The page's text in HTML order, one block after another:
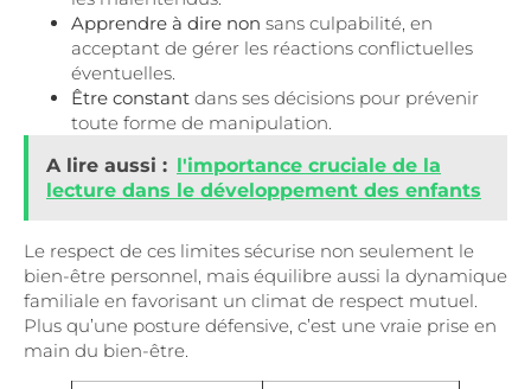
Apprendre à dire non sans culpabilité, en
acceptant de gérer les réactions conflictuelles
éventuelles.
Être constant dans ses décisions pour prévenir
toute forme de manipulation.
A lire aussi : l'importance cruciale de la
lecture dans le développement des enfants
Le respect de ces limites sécurise non seulement le
bien-être personnel, mais équilibre aussi la dynamique
familiale en favorisant un climat de respect mutuel.
Plus qu’une posture défensive, c’est une vraie prise en
main du bien-être.